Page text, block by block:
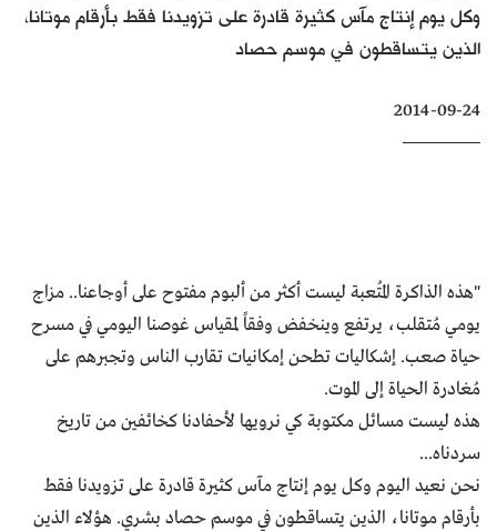
كتّابنا
الأرشيف
وكل يوم إنتاج مآس كثيرة قادرة على تزويدنا فقط بأرقام موتانا،
الذين يتساقطون في موسم حصاد
2014-09-24
"هذه الذاكرة المُتعبة ليست أكثر من ألبوم مفتوح على أوجاعنا.. مزاج
يومي مُتقلب، يرتفع وينخفض وفقاً لمقياس غوصنا اليومي في مسرح
حياة صعب. إشكاليات تطحن إمكانيات تقارب الناس وتجبرهم على
مُغادرة الحياة إلى الموت.
هذه ليست مسائل مكتوبة كي نرويها لأحفادنا كخائفين من تاريخ
سردناه...
نحن نعيد اليوم وكل يوم إنتاج مآس كثيرة قادرة على تزويدنا فقط
بأرقام موتانا، الذين يتساقطون في موسم حصاد بشري. هؤلاء الذين